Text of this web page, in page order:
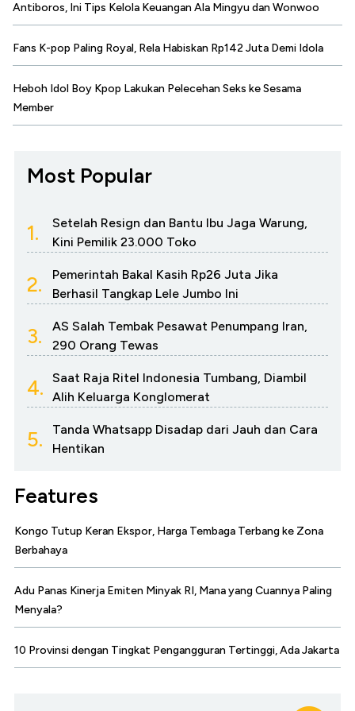
Antiboros, Ini Tips Kelola Keuangan Ala Mingyu dan Wonwoo
Fans K-pop Paling Royal, Rela Habiskan Rp142 Juta Demi Idola
Heboh Idol Boy Kpop Lakukan Pelecehan Seks ke Sesama
Member
Most Popular
1.
Setelah Resign dan Bantu Ibu Jaga Warung,
Kini Pemilik 23.000 Toko
2.
Pemerintah Bakal Kasih Rp26 Juta Jika
Berhasil Tangkap Lele Jumbo Ini
3.
AS Salah Tembak Pesawat Penumpang Iran,
290 Orang Tewas
4.
Saat Raja Ritel Indonesia Tumbang, Diambil
Alih Keluarga Konglomerat
5.
Tanda Whatsapp Disadap dari Jauh dan Cara
Hentikan
Features
Kongo Tutup Keran Ekspor, Harga Tembaga Terbang ke Zona
Berbahaya
Adu Panas Kinerja Emiten Minyak RI, Mana yang Cuannya Paling
Menyala?
10 Provinsi dengan Tingkat Pengangguran Tertinggi, Ada Jakarta